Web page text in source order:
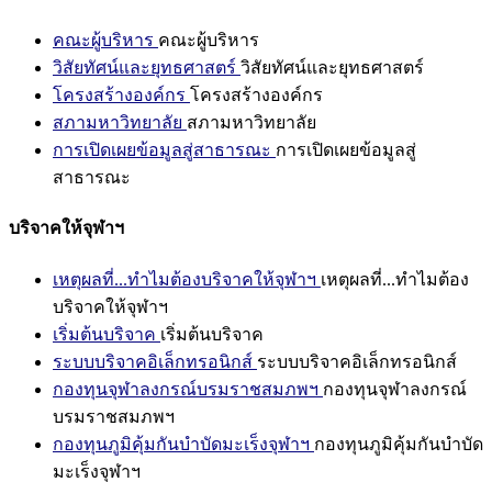
คณะผู้บริหาร คณะผู้บริหาร
วิสัยทัศน์และยุทธศาสตร์ วิสัยทัศน์และยุทธศาสตร์
โครงสร้างองค์กร โครงสร้างองค์กร
สภามหาวิทยาลัย สภามหาวิทยาลัย
การเปิดเผยข้อมูลสู่สาธารณะ การเปิดเผยข้อมูลสู่
สาธารณะ
บริจาคให้จุฬาฯ
เหตุผลที่...ทำไมต้องบริจาคให้จุฬาฯ เหตุผลที่...ทำไมต้อง
บริจาคให้จุฬาฯ
เริ่มต้นบริจาค เริ่มต้นบริจาค
ระบบบริจาคอิเล็กทรอนิกส์ ระบบบริจาคอิเล็กทรอนิกส์
กองทุนจุฬาลงกรณ์บรมราชสมภพฯ กองทุนจุฬาลงกรณ์
บรมราชสมภพฯ
กองทุนภูมิคุ้มกันบำบัดมะเร็งจุฬาฯ กองทุนภูมิคุ้มกันบำบัด
มะเร็งจุฬาฯ